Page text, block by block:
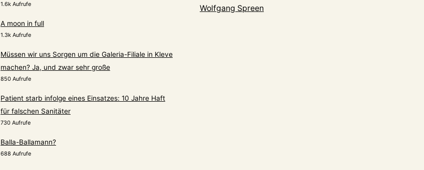
1.6k Aufrufe
A moon in full
1.3k Aufrufe
Müssen wir uns Sorgen um die Galeria-Filiale in Kleve
machen? Ja, und zwar sehr große
850 Aufrufe
Patient starb infolge eines Einsatzes: 10 Jahre Haft
für falschen Sanitäter
730 Aufrufe
Balla-Ballamann?
688 Aufrufe
Wolfgang Spreen